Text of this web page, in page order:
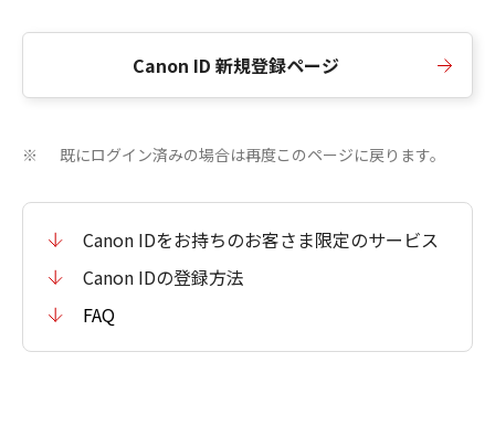
Canon ID 新規登録ページ
※ 既にログイン済みの場合は再度このページに戻ります。
Canon IDをお持ちのお客さま限定のサービス
Canon IDの登録方法
FAQ